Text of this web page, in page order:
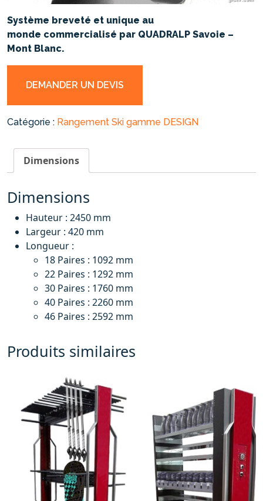
Système breveté et unique au
monde commercialisé par QUADRALP Savoie –
Mont Blanc.
DEMANDER UN DEVIS
Catégorie : Rangement Ski gamme DESIGN
Dimensions
Dimensions
Hauteur : 2450 mm
Largeur : 420 mm
Longueur :
18 Paires : 1092 mm
22 Paires : 1292 mm
30 Paires : 1760 mm
40 Paires : 2260 mm
46 Paires : 2592 mm
Produits similaires